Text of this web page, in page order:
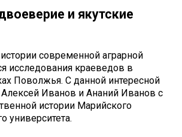
и якутские
современной аграрной
исследования краеведов в
Поволжья. С данной интересной
Иванов и Ананий Иванов с
истории Марийского
университета.